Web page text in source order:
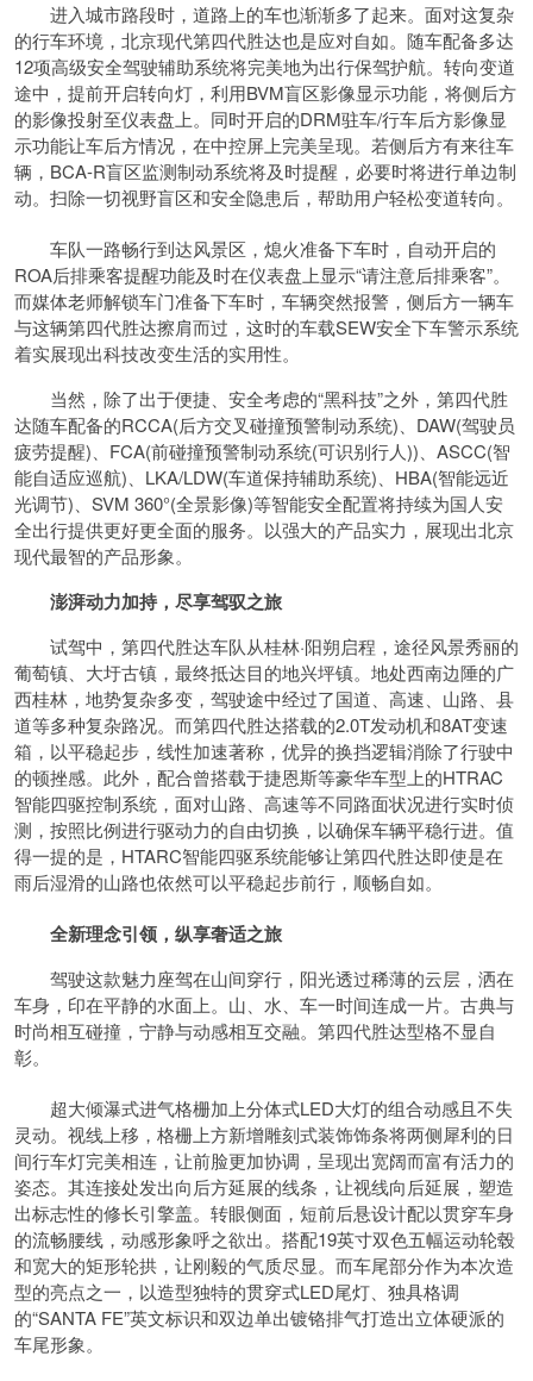
进入城市路段时，道路上的车也渐渐多了起来。面对这复杂
的行车环境，北京现代第四代胜达也是应对自如。随车配备多达
12项高级安全驾驶辅助系统将完美地为出行保驾护航。转向变道
途中，提前开启转向灯，利用BVM盲区影像显示功能，将侧后方
的影像投射至仪表盘上。同时开启的DRM驻车/行车后方影像显
示功能让车后方情况，在中控屏上完美呈现。若侧后方有来往车
辆，BCA-R盲区监测制动系统将及时提醒，必要时将进行单边制
动。扫除一切视野盲区和安全隐患后，帮助用户轻松变道转向。
车队一路畅行到达风景区，熄火准备下车时，自动开启的
ROA后排乘客提醒功能及时在仪表盘上显示“请注意后排乘客”。
而媒体老师解锁车门准备下车时，车辆突然报警，侧后方一辆车
与这辆第四代胜达擦肩而过，这时的车载SEW安全下车警示系统
着实展现出科技改变生活的实用性。
当然，除了出于便捷、安全考虑的“黑科技”之外，第四代胜
达随车配备的RCCA(后方交叉碰撞预警制动系统)、DAW(驾驶员
疲劳提醒)、FCA(前碰撞预警制动系统(可识别行人))、ASCC(智
能自适应巡航)、LKA/LDW(车道保持辅助系统)、HBA(智能远近
光调节)、SVM 360°(全景影像)等智能安全配置将持续为国人安
全出行提供更好更全面的服务。以强大的产品实力，展现出北京
现代最智的产品形象。
澎湃动力加持，尽享驾驭之旅
试驾中，第四代胜达车队从桂林·阳朔启程，途径风景秀丽的
葡萄镇、大圩古镇，最终抵达目的地兴坪镇。地处西南边陲的广
西桂林，地势复杂多变，驾驶途中经过了国道、高速、山路、县
道等多种复杂路况。而第四代胜达搭载的2.0T发动机和8AT变速
箱，以平稳起步，线性加速著称，优异的换挡逻辑消除了行驶中
的顿挫感。此外，配合曾搭载于捷恩斯等豪华车型上的HTRAC
智能四驱控制系统，面对山路、高速等不同路面状况进行实时侦
测，按照比例进行驱动力的自由切换，以确保车辆平稳行进。值
得一提的是，HTARC智能四驱系统能够让第四代胜达即使是在
雨后湿滑的山路也依然可以平稳起步前行，顺畅自如。
全新理念引领，纵享奢适之旅
驾驶这款魅力座驾在山间穿行，阳光透过稀薄的云层，洒在
车身，印在平静的水面上。山、水、车一时间连成一片。古典与
时尚相互碰撞，宁静与动感相互交融。第四代胜达型格不显自
彰。
超大倾瀑式进气格栅加上分体式LED大灯的组合动感且不失
灵动。视线上移，格栅上方新增雕刻式装饰饰条将两侧犀利的日
间行车灯完美相连，让前脸更加协调，呈现出宽阔而富有活力的
姿态。其连接处发出向后方延展的线条，让视线向后延展，塑造
出标志性的修长引擎盖。转眼侧面，短前后悬设计配以贯穿车身
的流畅腰线，动感形象呼之欲出。搭配19英寸双色五幅运动轮毂
和宽大的矩形轮拱，让刚毅的气质尽显。而车尾部分作为本次造
型的亮点之一，以造型独特的贯穿式LED尾灯、独具格调
的“SANTA FE”英文标识和双边单出镀铬排气打造出立体硬派的
车尾形象。